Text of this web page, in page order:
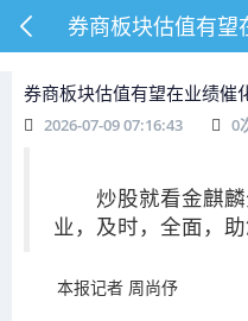
券商板块估值有望
券商板块估值有望在业绩催
2026-07-09 07:16:43 0
炒股就看金麒麟
业，及时，全面，
本报记者 周尚伃